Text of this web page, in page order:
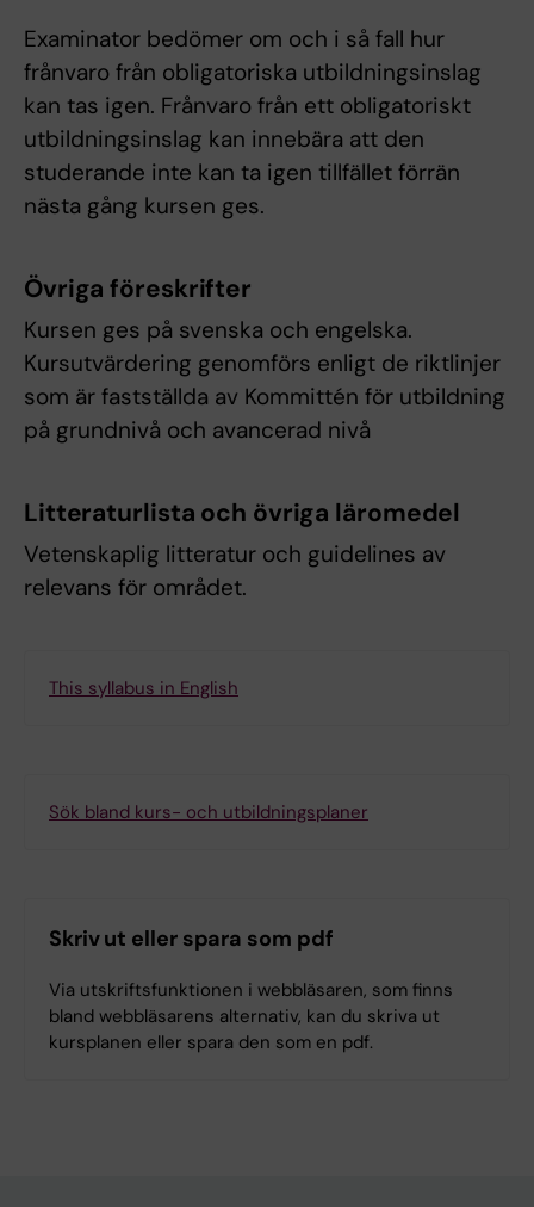
Examinator bedömer om och i så fall hur
frånvaro från obligatoriska utbildningsinslag
kan tas igen. Frånvaro från ett obligatoriskt
utbildningsinslag kan innebära att den
studerande inte kan ta igen tillfället förrän
nästa gång kursen ges.
Övriga föreskrifter
Kursen ges på svenska och engelska.
Kursutvärdering genomförs enligt de riktlinjer
som är fastställda av Kommittén för utbildning
på grundnivå och avancerad nivå
Litteraturlista och övriga läromedel
Vetenskaplig litteratur och guidelines av
relevans för området.
This syllabus in English
Sök bland kurs- och utbildningsplaner
Skriv ut eller spara som pdf
Via utskriftsfunktionen i webbläsaren, som finns
bland webbläsarens alternativ, kan du skriva ut
kursplanen eller spara den som en pdf.